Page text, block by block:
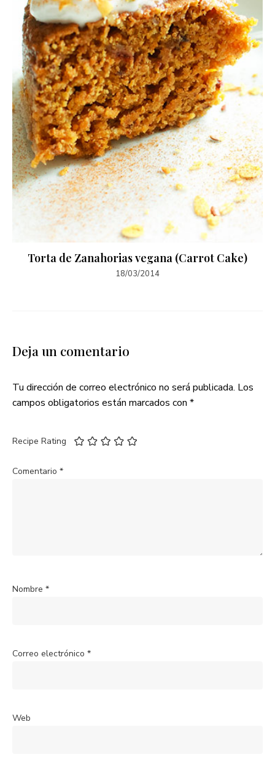
Torta de Zanahorias vegana (Carrot Cake)
18/03/2014
Deja un comentario
Tu dirección de correo electrónico no será publicada. Los
campos obligatorios están marcados con *
Recipe Rating
Comentario *
Nombre *
Correo electrónico *
Web